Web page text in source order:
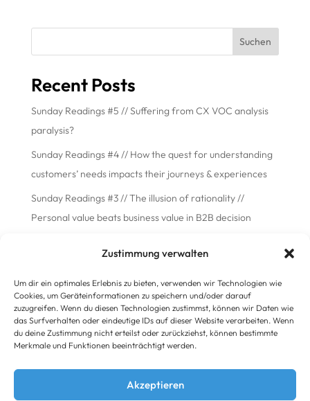
Zustimmung verwalten
Um dir ein optimales Erlebnis zu bieten, verwenden wir Technologien wie
Cookies, um Geräteinformationen zu speichern und/oder darauf
zuzugreifen. Wenn du diesen Technologien zustimmst, können wir Daten wie
das Surfverhalten oder eindeutige IDs auf dieser Website verarbeiten. Wenn
du deine Zustimmung nicht erteilst oder zurückziehst, können bestimmte
Merkmale und Funktionen beeinträchtigt werden.
Akzeptieren
Suchen
Recent Posts
Sunday Readings #5 // Suffering from CX VOC analysis
paralysis?
Sunday Readings #4 // How the quest for understanding
customers’ needs impacts their journeys & experiences
Sunday Readings #3 // The illusion of rationality //
Personal value beats business value in B2B decision
Sunday Readings #2 // The quest for purpose // More
than a 21st-century mission statement?
Sunday Readings #1 // The change formula // How to
transform your business, successfully
Recent Comments
Es sind keine Kommentare vorhanden.